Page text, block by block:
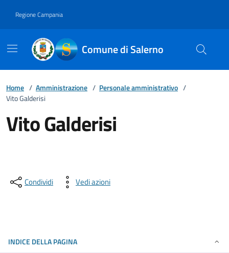
Regione Campania
Comune di Salerno
Home / Amministrazione / Personale amministrativo /
Vito Galderisi
Vito Galderisi
Condividi Vedi azioni
INDICE DELLA PAGINA